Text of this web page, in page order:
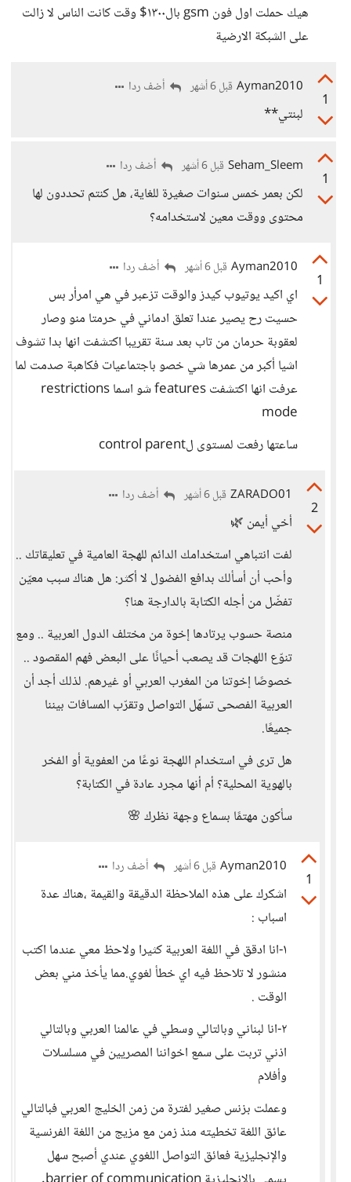
هيك حملت اول فون gsm بال١٣٠٠$ وقت كانت الناس لا زالت
على الشبكة الارضية
1
Ayman2010 قبل 6 أشهر أضف ردا
لبنتي**
1
Seham_Sleem قبل 6 أشهر أضف ردا
لكن بعمر خمس سنوات صغيرة للغاية، هل كنتم تحددون لها
محتوى ووقت معين لاستخدامه؟
1
Ayman2010 قبل 6 أشهر أضف ردا
اي اكيد يوتيوب كيدز والوقت تزعبر في هي امرأر بس
حسيت رح يصير عندا تعلق ادماني في حرمتا منو وصار
لعقوبة حرمان من تاب بعد سنة تقريبا اكتشفت انها بدا تشوف
اشيا أكبر من عمرها شي خصو باجتماعيات فكاهبة صدمت لما
عرفت انها اكتشفت features شو اسما restrictions
mode
ساعتها رفعت لمستوى لcontrol parent
2
ZARADO01 قبل 6 أشهر أضف ردا
أخي أيمن 🌿
لفت انتباهي استخدامك الدائم للهجة العامية في تعليقاتك ..
وأحب أن أسألك بدافع الفضول لا أكثر: هل هناك سبب معيّن
تفضّل من أجله الكتابة بالدارجة هنا؟
منصة حسوب يرتادها إخوة من مختلف الدول العربية .. ومع
تنوّع اللهجات قد يصعب أحيانًا على البعض فهم المقصود ..
خصوصًا إخوتنا من المغرب العربي أو غيرهم. لذلك أجد أن
العربية الفصحى تسهّل التواصل وتقرّب المسافات بيننا
جميعًا.
هل ترى في استخدام اللهجة نوعًا من العفوية أو الفخر
بالهوية المحلية؟ أم أنها مجرد عادة في الكتابة؟
سأكون مهتمًا بسماع وجهة نظرك 🌸
1
Ayman2010 قبل 6 أشهر أضف ردا
اشكرك على هذه الملاحظة الدقيقة والقيمة ،هناك عدة
اسباب :
١-انا ادقق في اللغة العربية كثيرا ولاحظ معي عندما اكتب
منشور لا تلاحظ فيه اي خطأ لغوي.مما يأخذ مني بعض
الوقت .
٢-انا لبناني وبالتالي وسطي في عالمنا العربي وبالتالي
اذني تربت على سمع اخواننا المصريين في مسلسلات
وأفلام
وعملت بزنس صغير لفترة من زمن الخليج العربي فبالتالي
عائق اللغة تخطيته منذ زمن مع مزيج من اللغة الفرنسية
والإنجليزية فعائق التواصل اللغوي عندي أصبح سهل